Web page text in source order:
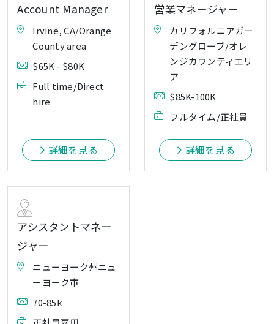
Account Manager
Irvine, CA/Orange
County area
$65K - $80K
Full time/Direct
hire
詳細を見る
営業マネージャー
カリフォルニアガー
デングローブ/オレ
ンジカウンティエリ
ア
$85K-100K
フルタイム/正社員
詳細を見る
アシスタントマネー
ジャー
ニューヨーク州ニュ
ーヨーク市
70-85k